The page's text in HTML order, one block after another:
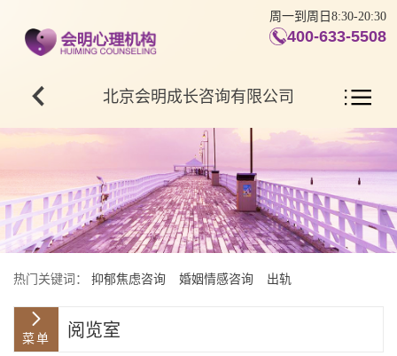
周一到周日8:30-20:30
400-633-5508
北京会明成长咨询有限公司
热门关键词： 抑郁焦虑咨询 婚姻情感咨询 出轨
阅览室